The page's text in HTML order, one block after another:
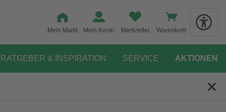
Mein Markt Mein Konto Merkzettel Warenkorb
RATGEBER & INSPIRATION SERVICE AKTIONEN